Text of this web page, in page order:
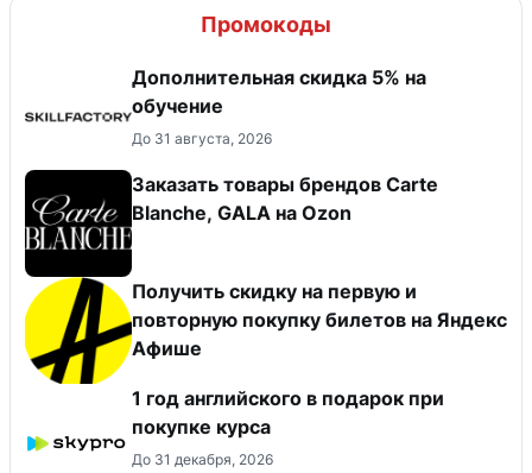
Промокоды
Дополнительная скидка 5% на
обучение
До 31 августа, 2026
Заказать товары брендов Carte
Blanche, GALA на Ozon
Получить скидку на первую и
повторную покупку билетов на Яндекс
Афише
1 год английского в подарок при
покупке курса
До 31 декабря, 2026